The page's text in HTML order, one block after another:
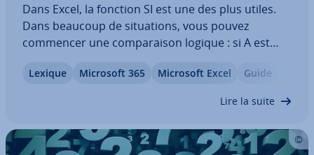
Dans Excel, la fonction SI est une des plus utiles.
Dans beaucoup de si­tua­tions, vous pouvez
commencer une com­pa­rai­son logique : si A est
fonction SI de manière adéquate, il est né­ces­saire
Lexique Microsoft 365 Microsoft Excel Guide
Lire la suite